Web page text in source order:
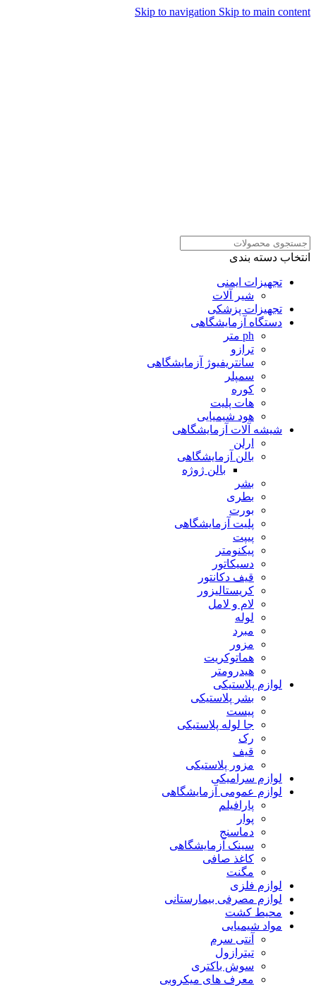
Skip to navigation Skip to main content
انتخاب دسته بندی
تجهیزات ایمنی
شیر آلات
تجهیزات پزشکی
دستگاه آزمایشگاهی
ph متر
ترازو
سانتریفیوژ آزمایشگاهی
سمپلر
کوره
هات پلیت
هود شیمیایی
شیشه آلات آزمایشگاهی
ارلن
بالن آزمایشگاهی
بالن ژوژه
بشر
بطری
بورت
پلیت آزمایشگاهی
پیپت
پیکنومتر
دسیکاتور
قیف دکانتور
کریستالیزور
لام و لامل
لوله
مبرد
مزور
هماتوکریت
هیدرومتر
لوازم پلاستیکی
بشر پلاستیکی
پیست
جا لوله پلاستیکی
رک
قیف
مزور پلاستیکی
لوازم سرامیکی
لوازم عمومی آزمایشگاهی
پارافیلم
پوار
دماسنج
سینک آزمایشگاهی
کاغذ صافی
مگنت
لوازم فلزی
لوازم مصرفی بیمارستانی
محیط کشت
مواد شیمیایی
آنتی سرم
تیترازول
سوش باکتری
معرف های میکروبی
همراهان علمینو به علت نوسانات